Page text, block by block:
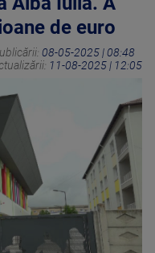
de euro
08-05-2025 | 08:48
11-08-2025 | 12:05